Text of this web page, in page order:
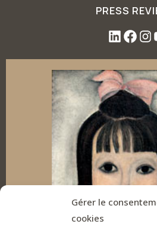
Gérer le
cookies
PRESS
L
i
n
k
e
d
I
F
a
c
e
b
o
o
I
n
s
t
a
g
r